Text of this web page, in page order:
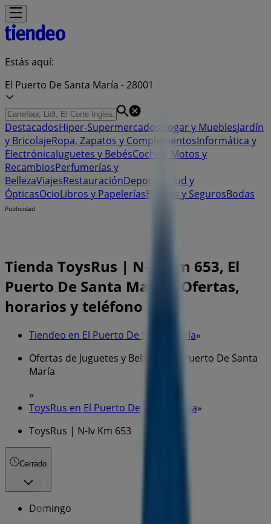
Estás aquí:
El Puerto De Santa María - 28001
DestacadosHiper-Supermercados Hogar y MueblesJardín
y BricolajeRopa, Zapatos y ComplementosInformática y
ElectrónicaJuguetes y BebésCoches, Motos y
RecambiosPerfumerías y
BellezaViajesRestauraciónDeporte
Salud y
ÓpticasOcioLibros y PapeleríasBancos y SegurosBodas
Publicidad
Tienda ToysRus | N-Iv Km 653, El
Puerto De Santa María - Ofertas,
horarios y teléfono
Tiendeo en El Puerto De Santa María»
Ofertas de Juguetes y Bebés en El Puerto De Santa
María
»
ToysRus en El Puerto De Santa María»
ToysRus | N-Iv Km 653
Cerrado
Domingo